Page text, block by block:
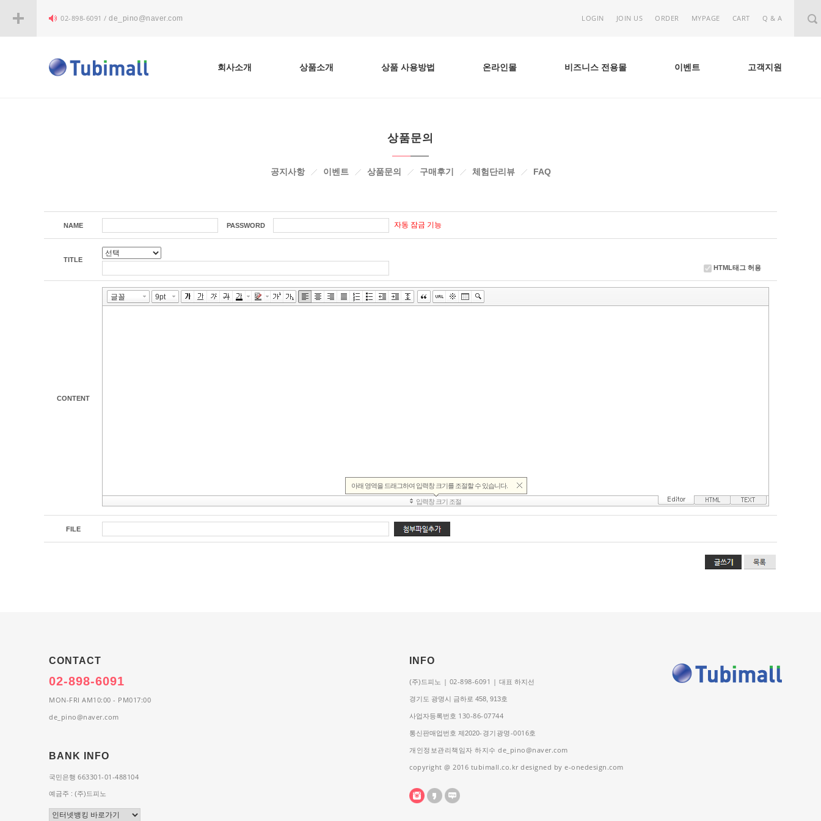
02-898-6091 / de_pino@naver.com LOGIN JOIN US ORDER MYPAGE CART Q & A
회사소개 상품소개 상품 사용방법 온라인몰 비즈니스 전용몰 이벤트 고객지원
상품문의
공지사항 이벤트 상품문의 구매후기 체험단리뷰 FAQ
NAME PASSWORD 자동 잠금 기능
TITLE
HTML태그 허용
CONTENT
FILE
CONTACT
02-898-6091
MON-FRI AM10:00 - PM017:00
de_pino@naver.com
BANK INFO
국민은행 663301-01-488104
예금주 : (주)드피노
INFO
(주)드피노 | 02-898-6091 | 대표 하지선
경기도 광명시 금하로 458, 913호
사업자등록번호 130-86-07744
통신판매업번호 제2020-경기광명-0016호
개인정보관리책임자 하지수 de_pino@naver.com
copyright @ 2016 tubimall.co.kr designed by e-onedesign.com